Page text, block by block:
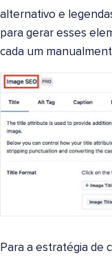
alternativo e
para gerar esses
cada um
Para a estratégia de